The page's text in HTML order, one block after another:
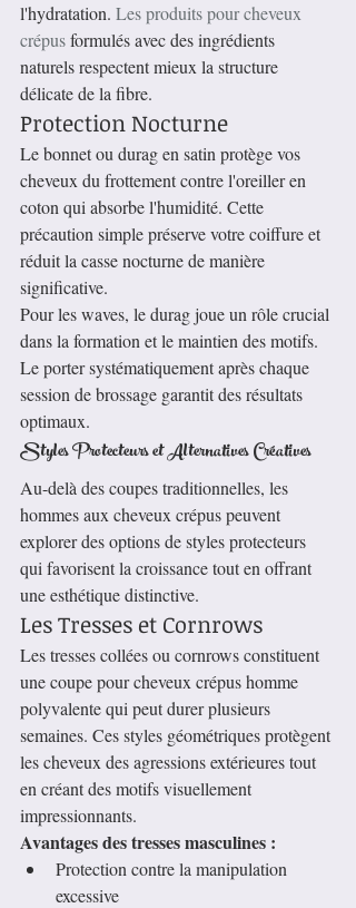
l'hydratation. Les produits pour cheveux
crépus formulés avec des ingrédients
naturels respectent mieux la structure
délicate de la fibre.
Protection Nocturne
Le bonnet ou durag en satin protège vos
cheveux du frottement contre l'oreiller en
coton qui absorbe l'humidité. Cette
précaution simple préserve votre coiffure et
réduit la casse nocturne de manière
significative.
Pour les waves, le durag joue un rôle crucial
dans la formation et le maintien des motifs.
Le porter systématiquement après chaque
session de brossage garantit des résultats
optimaux.
Styles Protecteurs et Alternatives Créatives
Au-delà des coupes traditionnelles, les
hommes aux cheveux crépus peuvent
explorer des options de styles protecteurs
qui favorisent la croissance tout en offrant
une esthétique distinctive.
Les Tresses et Cornrows
Les tresses collées ou cornrows constituent
une coupe pour cheveux crépus homme
polyvalente qui peut durer plusieurs
semaines. Ces styles géométriques protègent
les cheveux des agressions extérieures tout
en créant des motifs visuellement
impressionnants.
Avantages des tresses masculines :
Protection contre la manipulation
excessive